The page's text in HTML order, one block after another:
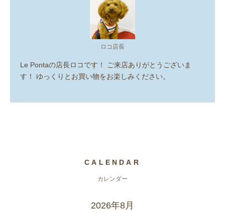
ロコ店長
Le Pontaの店長ロコです！ ご来店ありがとうございま
す！ ゆっくりとお買い物をお楽しみください。
CALENDAR
カレンダー
2026年8月